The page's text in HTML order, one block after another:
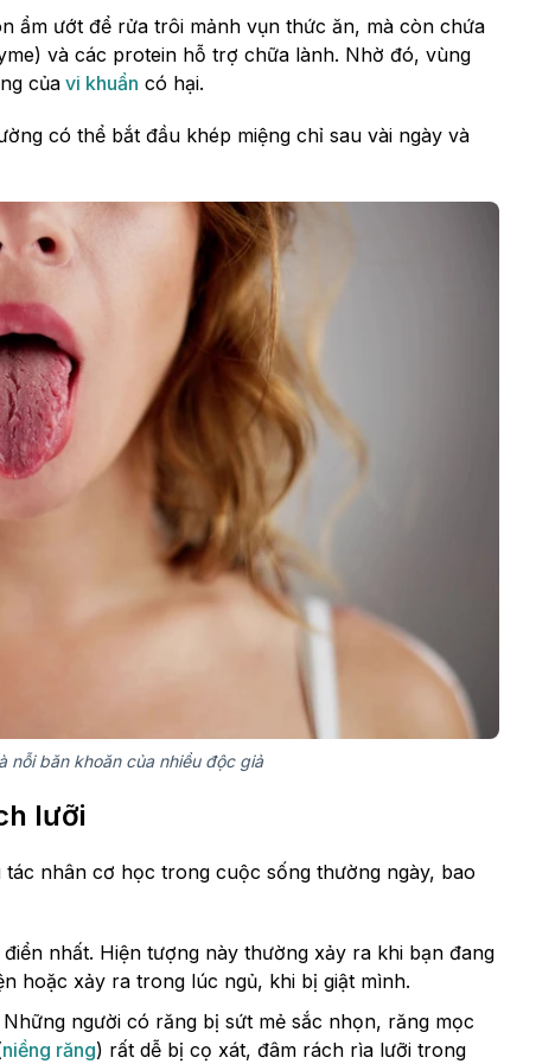
ẩm ướt để rửa trôi mảnh vụn thức ăn, mà còn chứa
và các protein hỗ trợ chữa lành. Nhờ đó, vùng
của vi khuẩn có hại.
có thể bắt đầu khép miệng chỉ sau vài ngày và
nỗi băn khoăn của nhiều độc giả
lưỡi
nhân cơ học trong cuộc sống thường ngày, bao
nhất. Hiện tượng này thường xảy ra khi bạn đang
hoặc xảy ra trong lúc ngủ, khi bị giật mình.
người có răng bị sứt mẻ sắc nhọn, răng mọc
niềng răng) rất dễ bị cọ xát, đâm rách rìa lưỡi trong